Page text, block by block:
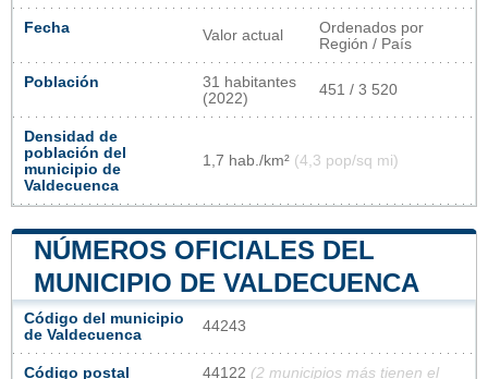
Fecha Valor actual
Ordenados por
Región / País
Población
31 habitantes
(2022)
451 / 3 520
Densidad de
población del
municipio de
Valdecuenca
1,7 hab./km² (4,3 pop/sq mi)
NÚMEROS OFICIALES DEL
MUNICIPIO DE VALDECUENCA
Código del municipio
de Valdecuenca
44243
Código postal 44122 (2 municipios más tienen el